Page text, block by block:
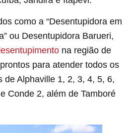
como a “Desentupidora em
ou Desentupidora Barueri,
na região de
para atender todos os
de Alphaville 1, 2, 3, 4, 5, 6,
Conde 2, além de Tamboré